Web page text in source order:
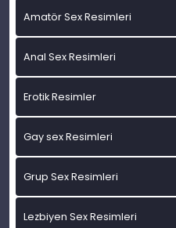
Amatör Sex Resimleri
Anal Sex Resimleri
Erotik Resimler
Gay sex Resimleri
Grup Sex Resimleri
Lezbiyen Sex Resimleri